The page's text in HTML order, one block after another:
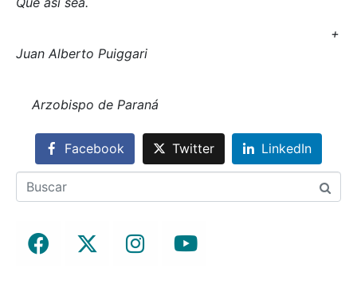
+
Juan Alberto Puiggari
Arzobispo de Paraná
Facebook Twitter LinkedIn